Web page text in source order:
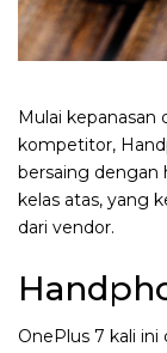
Mulai kepanasan
kompetitor,
bersaing dengan
kelas atas, yang
dari vendor.
OnePlus 7 kali